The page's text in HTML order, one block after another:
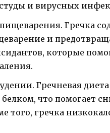
и вирусных
Гречка
и
которые
Гречневая
белком, что помогает
того, гречка